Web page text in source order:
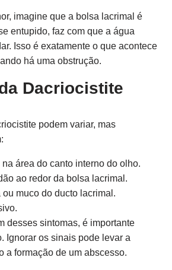
imagine que a bolsa lacrimal é
entupido, faz com que a água
Isso é exatamente o que acontece
há uma obstrução.
Dacriocistite
podem variar, mas
área do canto interno do olho.
ao redor da bolsa lacrimal.
muco do ducto lacrimal.
desses sintomas, é importante
Ignorar os sinais pode levar a
a formação de um abscesso.